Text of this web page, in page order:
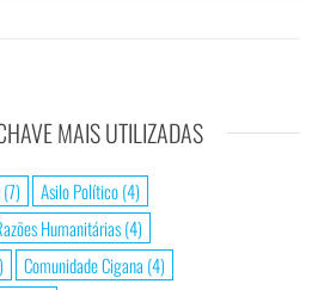
MAIS UTILIZADAS
(7) Asilo Político(4)
Humanitárias(4)
Comunidade Cigana (4)